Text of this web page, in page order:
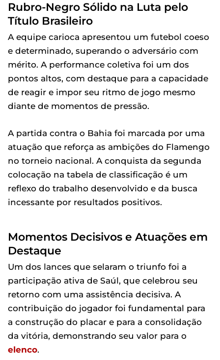
Rubro-Negro Sólido na Luta pelo
Título Brasileiro
A equipe carioca apresentou um futebol coeso
e determinado, superando o adversário com
mérito. A performance coletiva foi um dos
pontos altos, com destaque para a capacidade
de reagir e impor seu ritmo de jogo mesmo
diante de momentos de pressão.
A partida contra o Bahia foi marcada por uma
atuação que reforça as ambições do Flamengo
no torneio nacional. A conquista da segunda
colocação na tabela de classificação é um
reflexo do trabalho desenvolvido e da busca
incessante por resultados positivos.
Momentos Decisivos e Atuações em
Destaque
Um dos lances que selaram o triunfo foi a
participação ativa de Saúl, que celebrou seu
retorno com uma assistência decisiva. A
contribuição do jogador foi fundamental para
a construção do placar e para a consolidação
da vitória, demonstrando seu valor para o
elenco.